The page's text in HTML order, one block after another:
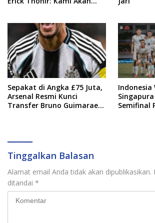
Sepakat di Angka £75 Juta,
Arsenal Resmi Kunci
Transfer Bruno Guimaraes
Indonesia
Semifinal
Tinggalkan Balasan
Alamat email Anda tidak akan dipublikasikan.
ditandai *